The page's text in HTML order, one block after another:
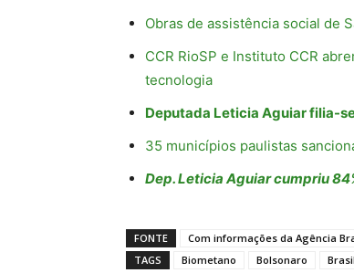
Obras de assistência social de
CCR RioSP e Instituto CCR
tecnologia
Deputada Leticia Aguiar filia-
35 municípios paulistas
Dep. Leticia Aguiar cumpriu
FONTE
Com informações da Agência
TAGS
Biometano Bolsonaro Brasil